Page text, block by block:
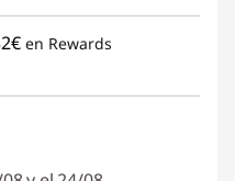
en Rewards